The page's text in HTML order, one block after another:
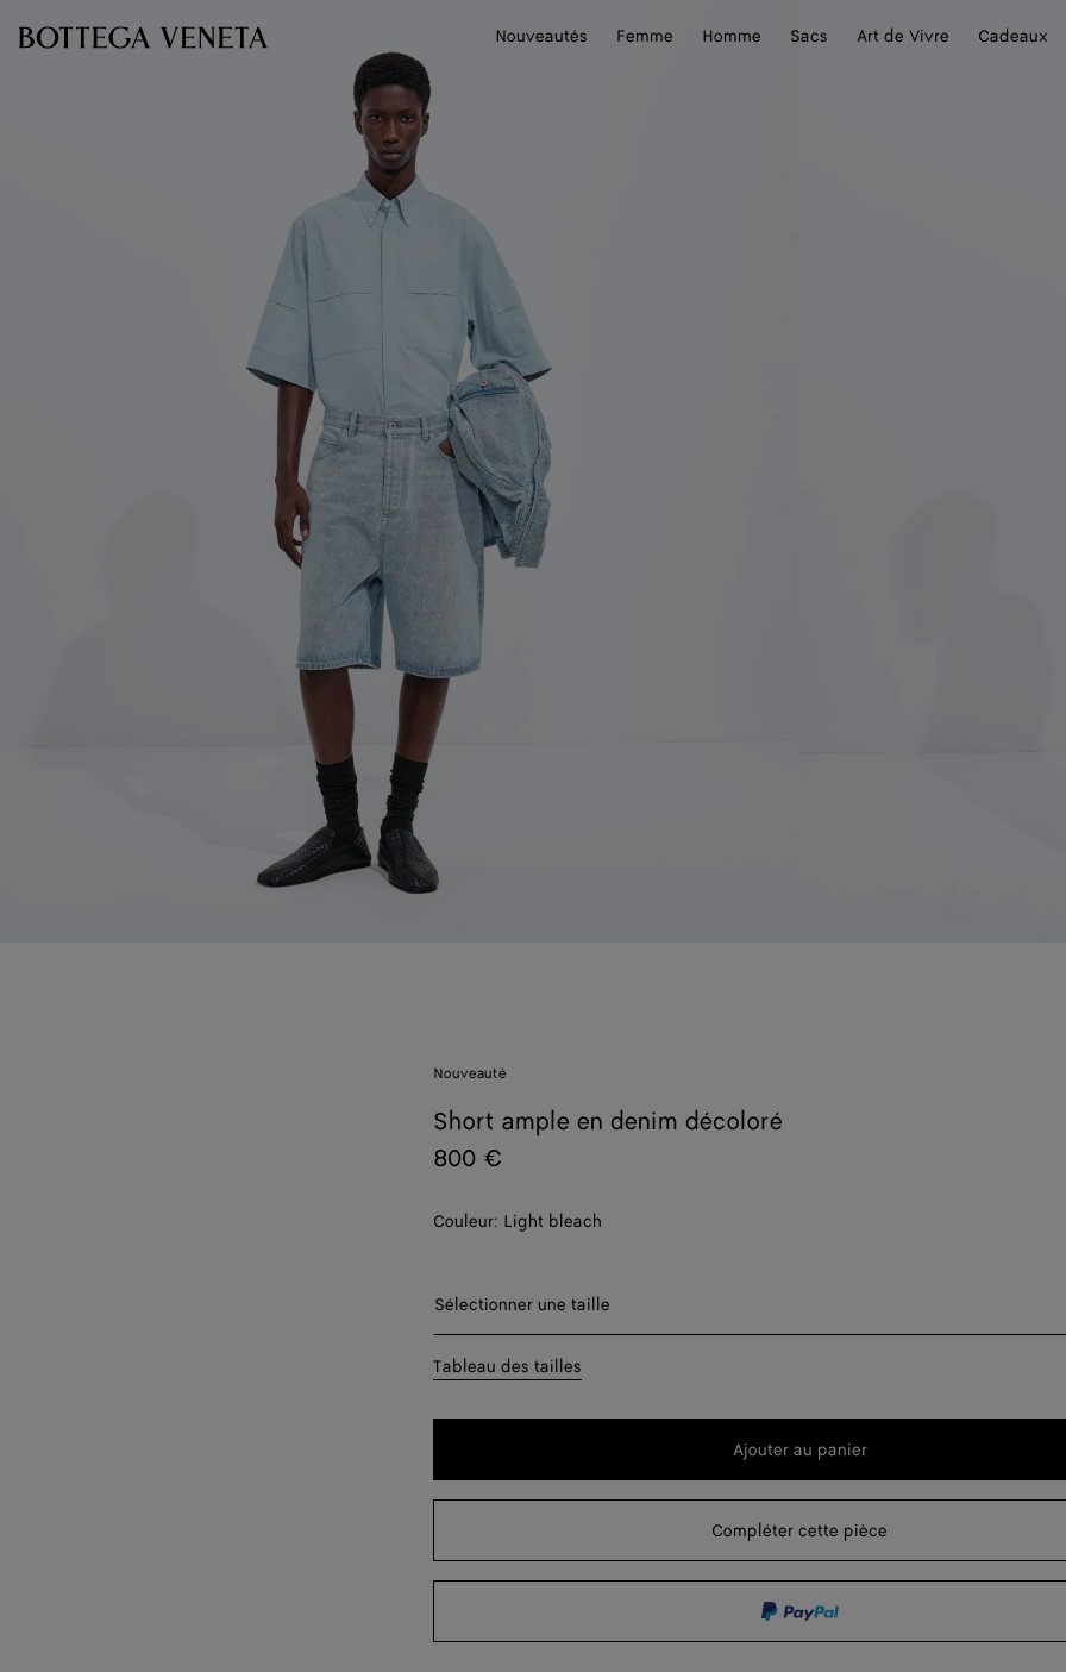
Nouveautés
Femme Homme Sacs Art de Vivre Cadeaux
Nouveauté
Short ample en denim décoloré
800 €
Couleur: Light bleach
Sélectionner une taille
Sélectionner une taille
44
50
Tableau des tailles
Ajouter
Ajouter au panier
Sélectionner
Compléter cette pièce